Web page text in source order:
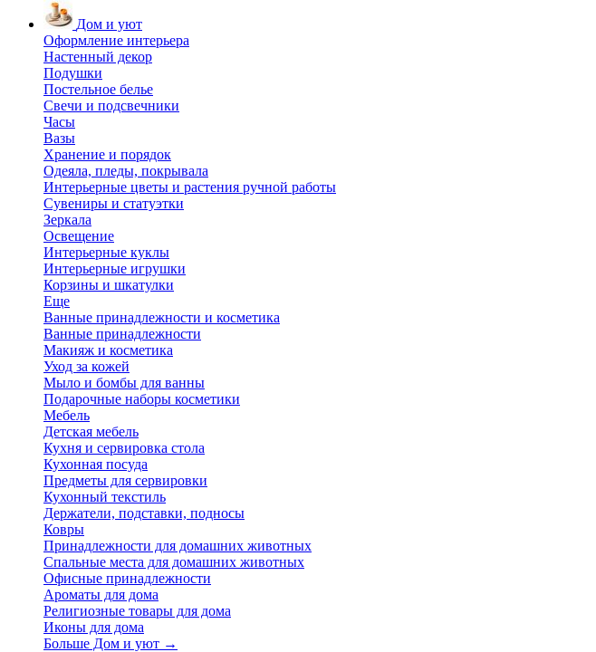
Дом и уют
Оформление интерьера
Настенный декор
Подушки
Постельное белье
Свечи и подсвечники
Часы
Вазы
Хранение и порядок
Одеяла, пледы, покрывала
Интерьерные цветы и растения ручной работы
Сувениры и статуэтки
Зеркала
Освещение
Интерьерные куклы
Интерьерные игрушки
Корзины и шкатулки
Еще
Ванные принадлежности и косметика
Ванные принадлежности
Макияж и косметика
Уход за кожей
Мыло и бомбы для ванны
Подарочные наборы косметики
Мебель
Детская мебель
Кухня и сервировка стола
Кухонная посуда
Предметы для сервировки
Кухонный текстиль
Держатели, подставки, подносы
Ковры
Принадлежности для домашних животных
Спальные места для домашних животных
Офисные принадлежности
Ароматы для дома
Религиозные товары для дома
Иконы для дома
Больше Дом и уют →